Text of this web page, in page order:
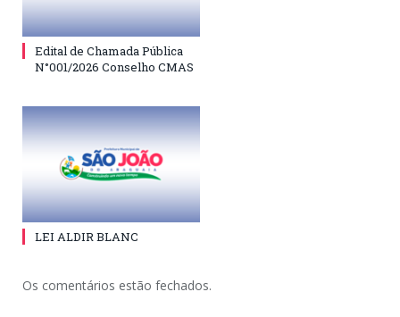
Edital de Chamada Pública
N°001/2026 Conselho CMAS
LEI ALDIR BLANC
Os comentários estão fechados.